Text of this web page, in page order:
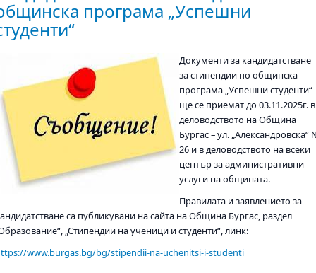
програма „Успешни
Документи за кандидатстване
за стипендии по общинска
програма „Успешни студенти“
ще се приемат до 03.11.2025г. в
деловодството на Община
Бургас – ул. „Александровска“
26 и в деловодството на всеки
център за административни
услуги на общината.
Правилата и заявлението за
са публикувани на сайта на Община Бургас, раздел
„Стипендии на ученици и студенти“, линк:
www.burgas.bg/bg/stipendii-na-uchenitsi-i-studenti